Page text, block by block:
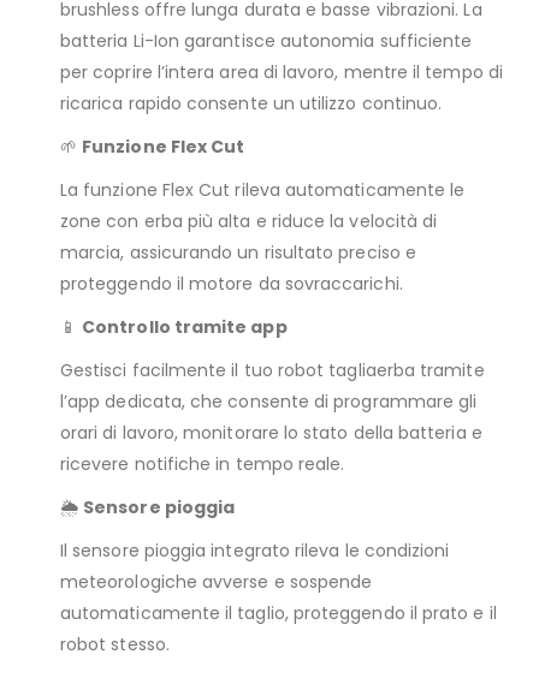
brushless offre lunga durata e basse vibrazioni. La
batteria Li-Ion garantisce autonomia sufficiente
per coprire l’intera area di lavoro, mentre il tempo di
ricarica rapido consente un utilizzo continuo.
🌱 Funzione Flex Cut
La funzione Flex Cut rileva automaticamente le
zone con erba più alta e riduce la velocità di
marcia, assicurando un risultato preciso e
proteggendo il motore da sovraccarichi.
📱 Controllo tramite app
Gestisci facilmente il tuo robot tagliaerba tramite
l’app dedicata, che consente di programmare gli
orari di lavoro, monitorare lo stato della batteria e
ricevere notifiche in tempo reale.
🌦️ Sensore pioggia
Il sensore pioggia integrato rileva le condizioni
meteorologiche avverse e sospende
automaticamente il taglio, proteggendo il prato e il
robot stesso.